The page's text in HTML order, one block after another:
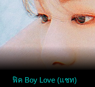
ฟิค Boy Love (แชท)